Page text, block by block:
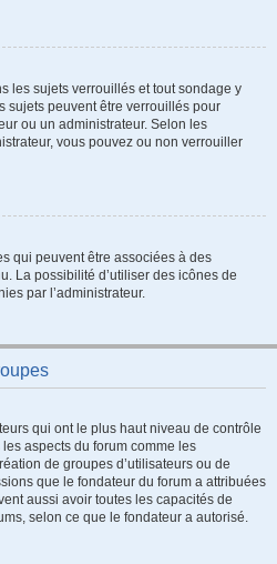
les sujets verrouillés et tout sondage y
sujets peuvent être verrouillés pour
ou un administrateur. Selon les
vous pouvez ou non verrouiller
qui peuvent être associées à des
La possibilité d’utiliser des icônes de
par l’administrateur.
qui ont le plus haut niveau de contrôle
aspects du forum comme les
de groupes d’utilisateurs ou de
que le fondateur du forum a attribuées
aussi avoir toutes les capacités de
selon ce que le fondateur a autorisé.